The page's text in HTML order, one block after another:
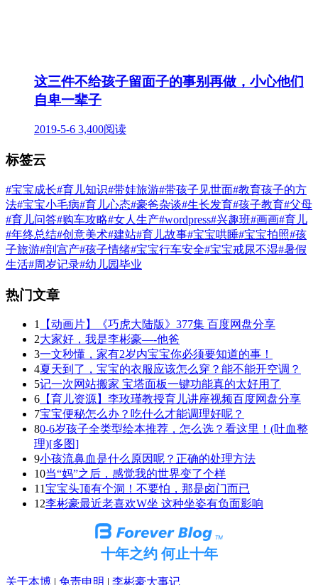
这三件不给孩子留面子的事别再做，小心他们
自卑一辈子
2019-5-6 3,400阅读
标签云
#宝宝成长#育儿知识#带娃旅游#带孩子见世面#教育孩子的方
法#宝宝小毛病#育儿心态#豪爸杂谈#生长发育#孩子教育#父母
#育儿问答#购车攻略#女人生产#wordpress#兴趣班#画画#育儿
#年终总结#创意美术#建站#育儿故事#宝宝哄睡#宝宝拍照#孩
子旅游#剖宫产#孩子情绪#宝宝行车安全#宝宝戒尿不湿#暑假
生活#周岁记录#幼儿园毕业
热门文章
1
【动画片】《巧虎大陆版》377集 百度网盘分享
2大家好，我是李彬豪—-他爸
3一文秒懂，家有2岁内宝宝你必须要知道的事！
4夏天到了，宝宝的衣服应该怎么穿？能不能开空调？
5记一次网站搬家 宝塔面板一键功能真的太好用了
6 【育儿资源】李玫瑾教授育儿讲座视频百度网盘分享
7宝宝便秘怎么办？吃什么才能调理好呢？
80-6岁孩子全类型绘本推荐，怎么选？看这里！(吐血整
理)[多图]
9小孩流鼻血是什么原因呢？正确的处理方法
10当“妈”之后，感觉我的世界变了个样
11宝宝头顶有个洞！不要怕，那是卤门而已
12李彬豪最近老喜欢W坐 这种坐姿有负面影响
十年之约 何止十年
关于本博 | 免责申明 | 李彬豪大事记